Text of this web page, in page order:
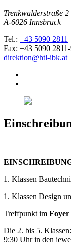
Trenkwalderstraße 2
A-6026 Innsbruck
Tel.: +43 5090 2811
Fax: +43 5090
direktion@htl-ibk.at
1. Klassen
1. Klassen Design
Treffpunkt im Foyer
Die 2. bis 5.
9:30 Uhr in den